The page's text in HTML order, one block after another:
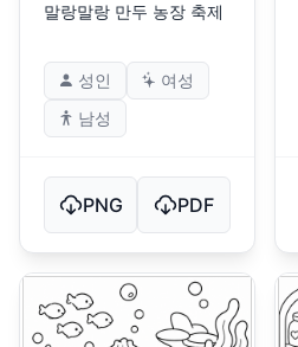
말랑말랑 만두 농장 축제
성인
여성
남성
PNG PDF